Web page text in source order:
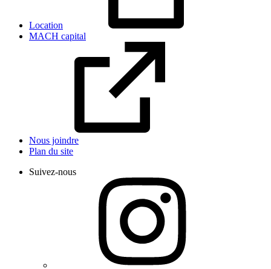
Location
MACH capital
Nous joindre
Plan du site
Suivez-nous